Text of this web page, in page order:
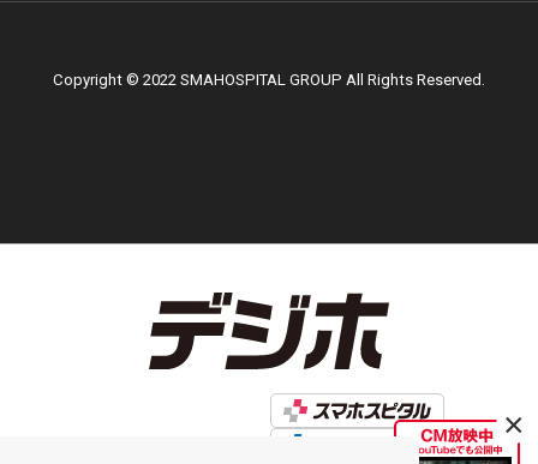
Copyright © 2022 SMAHOSPITAL GROUP All Rights Reserved.
×